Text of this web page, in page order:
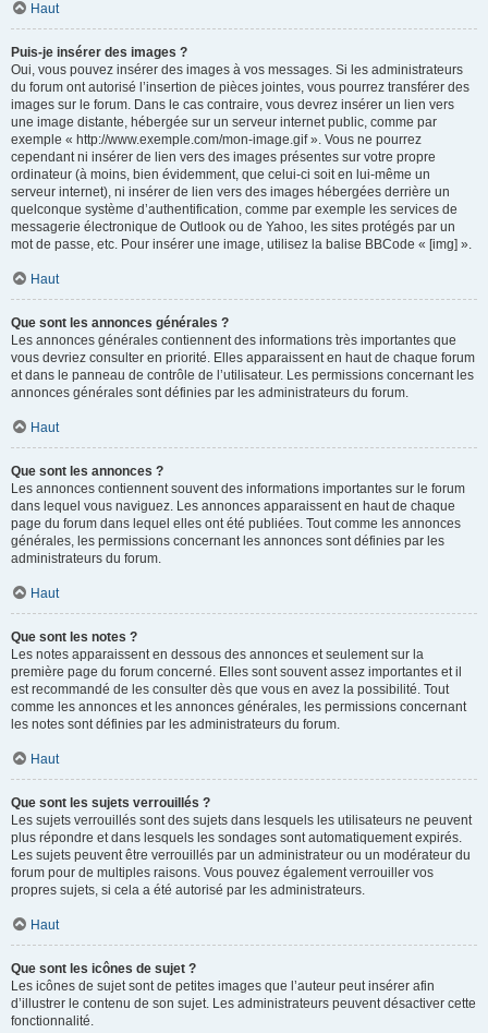
Haut
Puis-je insérer des images ?
Oui, vous pouvez insérer des images à vos messages. Si les administrateurs
du forum ont autorisé l’insertion de pièces jointes, vous pourrez transférer des
images sur le forum. Dans le cas contraire, vous devrez insérer un lien vers
une image distante, hébergée sur un serveur internet public, comme par
exemple « http://www.exemple.com/mon-image.gif ». Vous ne pourrez
cependant ni insérer de lien vers des images présentes sur votre propre
ordinateur (à moins, bien évidemment, que celui-ci soit en lui-même un
serveur internet), ni insérer de lien vers des images hébergées derrière un
quelconque système d’authentification, comme par exemple les services de
messagerie électronique de Outlook ou de Yahoo, les sites protégés par un
mot de passe, etc. Pour insérer une image, utilisez la balise BBCode « [img] ».
Haut
Que sont les annonces générales ?
Les annonces générales contiennent des informations très importantes que
vous devriez consulter en priorité. Elles apparaissent en haut de chaque forum
et dans le panneau de contrôle de l’utilisateur. Les permissions concernant les
annonces générales sont définies par les administrateurs du forum.
Haut
Que sont les annonces ?
Les annonces contiennent souvent des informations importantes sur le forum
dans lequel vous naviguez. Les annonces apparaissent en haut de chaque
page du forum dans lequel elles ont été publiées. Tout comme les annonces
générales, les permissions concernant les annonces sont définies par les
administrateurs du forum.
Haut
Que sont les notes ?
Les notes apparaissent en dessous des annonces et seulement sur la
première page du forum concerné. Elles sont souvent assez importantes et il
est recommandé de les consulter dès que vous en avez la possibilité. Tout
comme les annonces et les annonces générales, les permissions concernant
les notes sont définies par les administrateurs du forum.
Haut
Que sont les sujets verrouillés ?
Les sujets verrouillés sont des sujets dans lesquels les utilisateurs ne peuvent
plus répondre et dans lesquels les sondages sont automatiquement expirés.
Les sujets peuvent être verrouillés par un administrateur ou un modérateur du
forum pour de multiples raisons. Vous pouvez également verrouiller vos
propres sujets, si cela a été autorisé par les administrateurs.
Haut
Que sont les icônes de sujet ?
Les icônes de sujet sont de petites images que l’auteur peut insérer afin
d’illustrer le contenu de son sujet. Les administrateurs peuvent désactiver cette
fonctionnalité.